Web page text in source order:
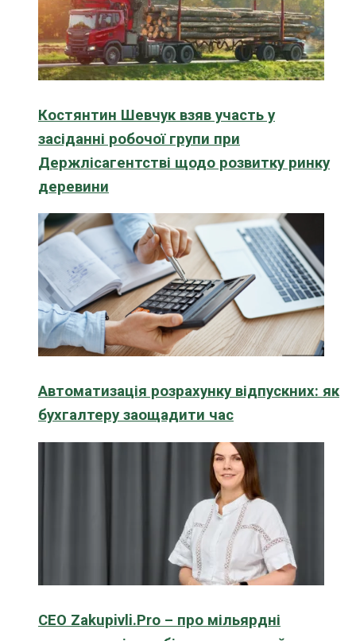
Костянтин Шевчук взяв участь у
засіданні робочої групи при
Держлісагентстві щодо розвитку ринку
деревини
Автоматизація розрахунку відпускних: як
бухгалтеру заощадити час
CEO Zakupivli.Pro – про мільярдні